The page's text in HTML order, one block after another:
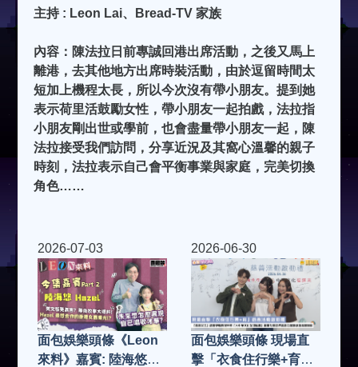
主持 : Leon Lai、Bread-TV 家族
內容：陳法拉日前專誠回港出席活動，之後又馬上
離港，去其他地方出席時裝活動，由於逗留時間太
短加上機程太長，所以今次沒有帶小朋友。提到她
表示荷里活鼓勵女性，帶小朋友一起拍戲，法拉指
小朋友剛出世或學前，也會盡量帶小朋友一起，陳
法拉接受我們訪問，分享近況及其窩心溫馨的親子
時刻，法拉表示自己會平衡事業與家庭，完美切換
角色……
2026-07-03
面包娛樂頭條《Leon
來料》嘉賓: 陸海悠
2026-06-30
面包娛樂頭條 現場直
擊「衣食住行樂+育」